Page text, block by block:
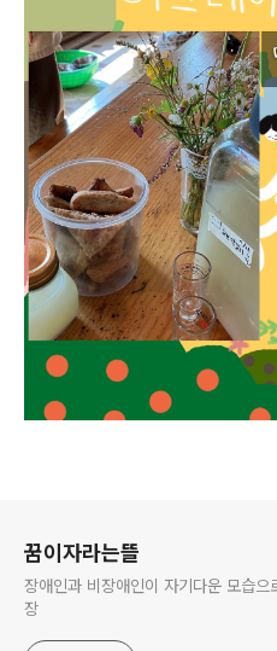
꿈이자라는뜰
장애인과 비장애인이 자기다운 모습으
장